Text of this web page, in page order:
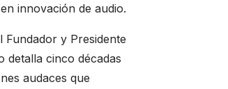
innovación de audio.
Fundador y Presidente
detalla cinco décadas
audaces que